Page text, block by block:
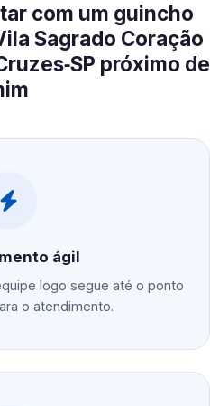
com um guincho
Sagrado Coração
próximo de
ágil
logo segue até o ponto
o atendimento.